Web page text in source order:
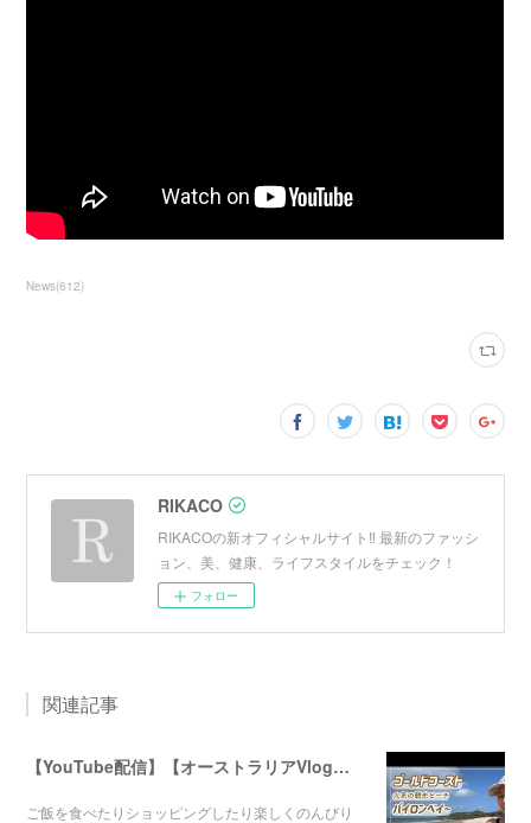
News(612)
RIKACO
RIKACOの新オフィシャルサイト‼︎ 最新のファッシ
ョン、美、健康、ライフスタイルをチェック！
フォロー
関連記事
【YouTube配信】【オーストラリアVlog】オシャレで人気のバイロンベイ〜
ご飯を食べたりショッピングしたり楽しくのんびり